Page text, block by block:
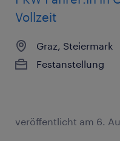
Vollzeit
Graz, Steiermark
Festanstellung
veröffentlicht am 6.